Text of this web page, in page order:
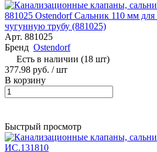
881025 Ostendorf Сальник 110 мм для
чугунную трубу (881025)
Арт. 881025
Бренд Ostendorf
Есть в наличии (18 шт)
377.98 руб. / шт
В корзину
Быстрый просмотр